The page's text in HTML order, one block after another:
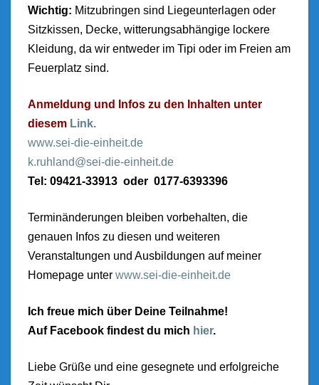
Wichtig: Mitzubringen sind Liegeunterlagen oder
Sitzkissen, Decke, witterungsabhängige lockere
Kleidung, da wir entweder im Tipi oder im Freien am
Feuerplatz sind.
Anmeldung und Infos zu den Inhalten unter
diesem Link.
www.sei-die-einheit.de
k.ruhland@sei-die-einheit.de
Tel: 09421-33913 oder 0177-6393396
Terminänderungen bleiben vorbehalten, die
genauen Infos zu diesen und weiteren
Veranstaltungen und Ausbildungen auf meiner
Homepage unter www.sei-die-einheit.de
Ich freue mich über Deine Teilnahme!
Auf Facebook findest du mich hier.
Liebe Grüße und eine gesegnete und erfolgreiche